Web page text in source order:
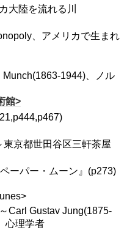
大陸を流れる川
、アメリカで生まれ
Munch(1863-1944)、ノル
館>
東京都世田谷区三軒茶屋
ーパー・ムーン』(p273)
Carl Gustav Jung(1875-
心理学者